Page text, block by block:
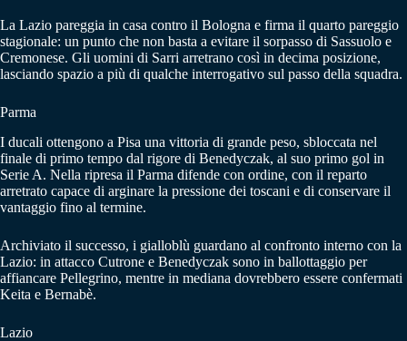
La Lazio pareggia in casa contro il Bologna e firma il quarto pareggio
stagionale: un punto che non basta a evitare il sorpasso di Sassuolo e
Cremonese. Gli uomini di Sarri arretrano così in decima posizione,
lasciando spazio a più di qualche interrogativo sul passo della squadra.
Parma
I ducali ottengono a Pisa una vittoria di grande peso, sbloccata nel
finale di primo tempo dal rigore di Benedyczak, al suo primo gol in
Serie A. Nella ripresa il Parma difende con ordine, con il reparto
arretrato capace di arginare la pressione dei toscani e di conservare il
vantaggio fino al termine.
Archiviato il successo, i gialloblù guardano al confronto interno con la
Lazio: in attacco Cutrone e Benedyczak sono in ballottaggio per
affiancare Pellegrino, mentre in mediana dovrebbero essere confermati
Keita e Bernabè.
Lazio